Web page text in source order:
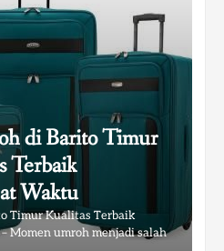
di Barito Timur
Terbaik
Waktu
Timur Kualitas Terbaik
Momen umroh menjadi salah